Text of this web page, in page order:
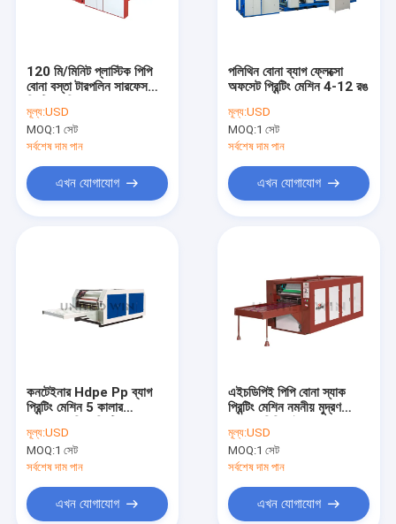
120 মি/মিনিট প্লাস্টিক পিপি
বোনা বস্তা টারপলিন সারফেস
মূল্য:USD
MOQ:1 সেট
সর্বশেষ দাম পান
এখন যোগাযোগ
পলিথিন বোনা ব্যাগ ফ্লেক্সো
অফসেট প্রিন্টিং মেশিন 4-12 রঙ
মূল্য:USD
MOQ:1 সেট
সর্বশেষ দাম পান
এখন যোগাযোগ
কনটেইনার Hdpe Pp ব্যাগ
প্রিন্টিং মেশিন 5 কালার
মূল্য:USD
MOQ:1 সেট
সর্বশেষ দাম পান
এখন যোগাযোগ
এইচডিপিই পিপি বোনা স্যাক
প্রিন্টিং মেশিন নমনীয় মুদ্রণ
মূল্য:USD
MOQ:1 সেট
সর্বশেষ দাম পান
এখন যোগাযোগ